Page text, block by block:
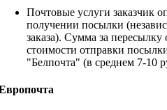
Почтовые услуги заказчик
получении посылки
заказа). Сумма за пересылку
стоимости отправки
"Белпочта" (в среднем 7-10